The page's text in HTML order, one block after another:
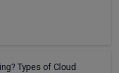
Types of Cloud